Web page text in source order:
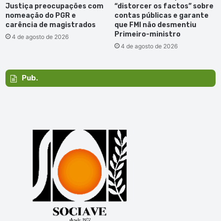
Justiça preocupações com
nomeação do PGR e
carência de magistrados
4 de agosto de 2026
“distorcer os factos” sobre
contas públicas e garante
que FMI não desmentiu
Primeiro-ministro
4 de agosto de 2026
Pub.